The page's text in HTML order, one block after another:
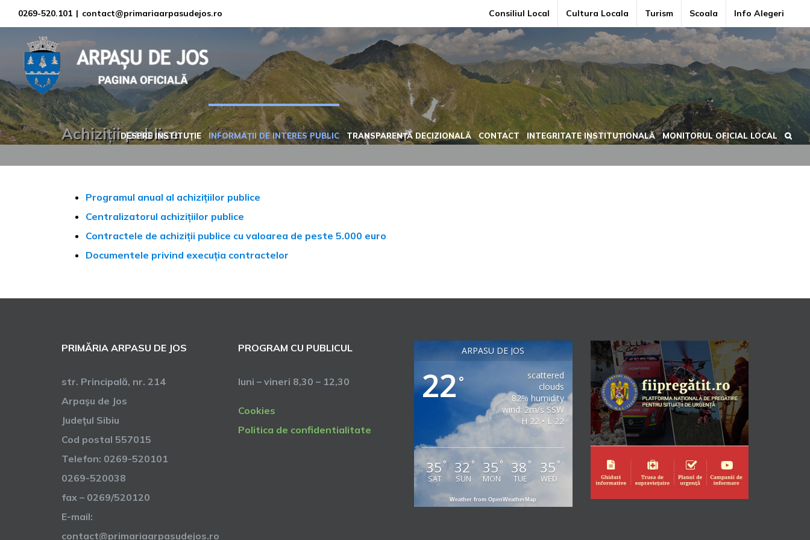
Skip
to
content
0269-520.101 | contact@primariaarpasudejos.ro Consiliul Local Cultura Locala Turism Scoala Info Alegeri
DESPRE INSTITUȚIE INFORMAȚII DE INTERES PUBLIC TRANSPARENȚĂ DECIZIONALĂ CONTACT INTEGRITATE INSTITUȚIONALĂ MONITORUL OFICIAL LOCAL
Achiziții publice
Programul anual al achizițiilor publice
Centralizatorul achizițiilor publice
Contractele de achiziții publice cu valoarea de peste 5.000 euro
Documentele privind execuția contractelor
PRIMĂRIA ARPASU DE JOS
str. Principală, nr. 214
Arpaşu de Jos
Judeţul Sibiu
Cod postal 557015
Telefon: 0269-520101
0269-520038
fax – 0269/520120
E-mail:
contact@primariaarpasudejos.ro
PROGRAM CU PUBLICUL
luni – vineri 8,30 – 12,30
Cookies
Politica de confidentialitate
ARPASU DE JOS
22°
scattered
clouds
82% humidity
wind: 2m/s SSW
H 22 • L 22
35°
SAT
32 °
SUN
35 °
MON
38 °
TUE
35 °
WED
Weather from OpenWeatherMap